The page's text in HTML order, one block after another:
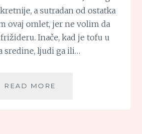
a sutradan od ostatka
ovaj omlet, jer ne volim da
Inače, kad je tofu u
sredine, ljudi ga ili…
READ MORE